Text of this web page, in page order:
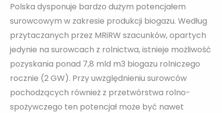
Polska dysponuje bardzo dużym potencjałem
surowcowym w zakresie produkcji biogazu. Według
przytaczanych przez MRiRW szacunków, opartych
jedynie na surowcach z rolnictwa, istnieje możliwość
pozyskania ponad 7,8 mld m3 biogazu rolniczego
rocznie (2 GW). Przy uwzględnieniu surowców
pochodzących również z przetwórstwa rolno-
spożywczego ten potencjał może być nawet